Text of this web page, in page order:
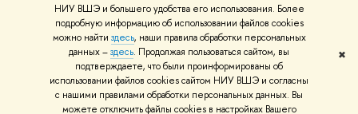
НИУ ВШЭ и большего удобства его использования. Более
подробную информацию об использовании файлов cookies
можно найти здесь, наши правила обработки персональных
данных –здесь. Продолжая пользоваться сайтом, вы
подтверждаете, что были проинформированы об
использовании файлов cookies сайтом НИУ ВШЭ и согласны
с нашими правилами обработки персональных данных. Вы
можете отключить файлы cookies в настройках Вашего
✖
Единая платежная страница
Работа в Вышке
© НИУ ВШЭ 1993–2026 Адреса и контакты Условия использования
материалов Политика конфиденциальности Карта сайта
Шрифты HSE Sans и HSE Slab разработаны вШколе дизайна НИУ ВШЭ